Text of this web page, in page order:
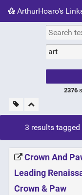
ArthurHoaro's
2376
3 results tagged
Crown And
Leading
Crown & Paw